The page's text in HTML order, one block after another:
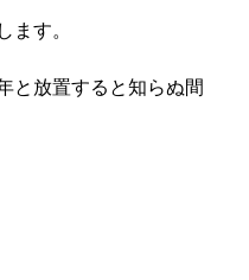
ます。
と放置すると知らぬ間